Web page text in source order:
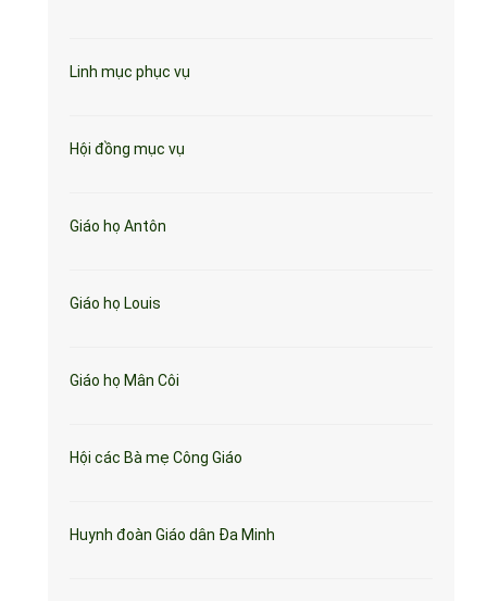
Linh mục phục vụ
Hội đồng mục vụ
Giáo họ Antôn
Giáo họ Louis
Giáo họ Mân Côi
Hội các Bà mẹ Công Giáo
Huynh đoàn Giáo dân Đa Minh